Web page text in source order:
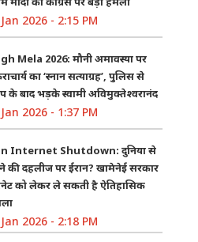
2026 - 2:15 PM
Mela 2026: मौनी अमावस्या पर
का ‘स्नान सत्याग्रह’, पुलिस से
के बाद भड़के स्वामी अविमुक्तेश्वरानंद
2026 - 1:37 PM
Internet Shutdown: दुनिया से
की दहलीज पर ईरान? खामेनेई सरकार
को लेकर ले सकती है ऐतिहासिक
2026 - 2:18 PM